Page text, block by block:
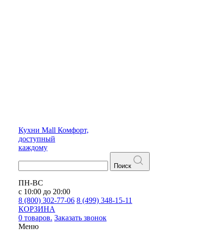
Кухни Mall Комфорт,
доступный
каждому
Поиск
ПН-ВС
с 10:00 до 20:00
8 (800) 302-77-06 8 (499) 348-15-11
КОРЗИНА
0 товаров. Заказать звонок
Меню